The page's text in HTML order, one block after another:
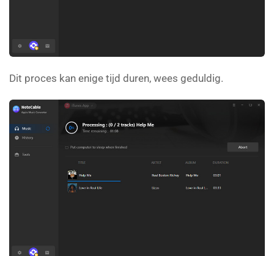
Dit proces kan enige tijd duren, wees geduldig.